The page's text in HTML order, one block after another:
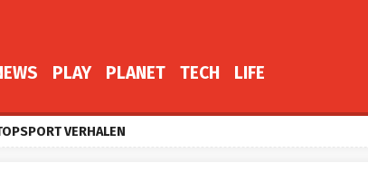
PLAY PLANET TECH LIFE
VERHALEN